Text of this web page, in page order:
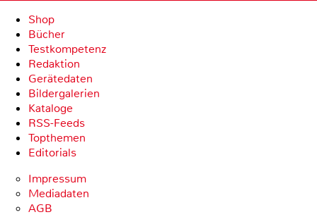
Shop
Bücher
Testkompetenz
Redaktion
Gerätedaten
Bildergalerien
Kataloge
RSS-Feeds
Topthemen
Editorials
Impressum
Mediadaten
AGB